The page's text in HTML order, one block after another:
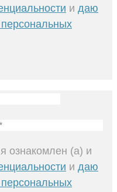
и даю
ознакомлен (а) и
и даю